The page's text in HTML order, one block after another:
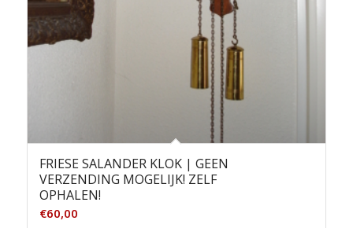
FRIESE SALANDER KLOK | GEEN
VERZENDING MOGELIJK! ZELF
OPHALEN!
€60,00